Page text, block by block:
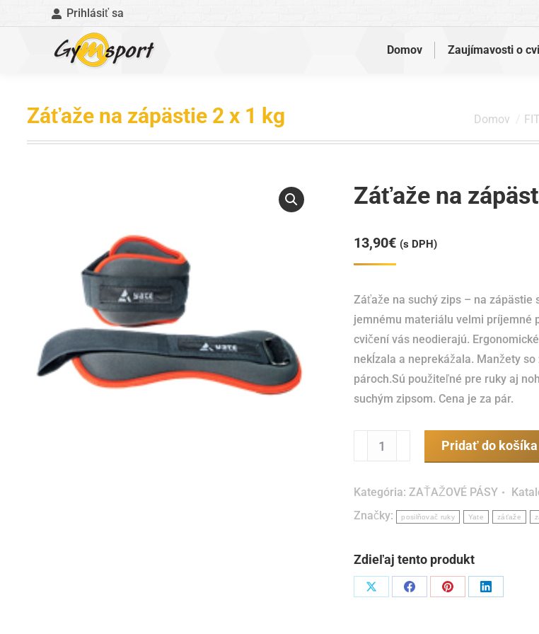
Prihlásiť sa
Domov Zaujímavosti o
Záťaže na zápästie 2 x 1 kg Nachádzate
Domov
Záťaže na
13,90€ (s DPH)
Záťaže na suchý zips – na zápästie
jemnému materiálu velmi príjemné
cvičení vás neodierajú.
nekĺzala a neprekážala. Manžety
pároch.Sú použiteľné pre ruky aj
suchým zipsom. Cena je za pár.
množstvo
Záťaže
zápästie
2
1
kg
Pridať do košíka
Kategória:ZAŤAŽOVÉ PÁSY
Značky:
posilňovač ruky Yate záťaže
Zdieľaj tento produkt
Podiel Podiel Podiel Podiel